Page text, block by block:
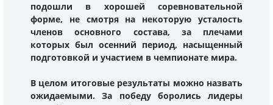
подошли в хорошей соревновательной
форме, не смотря на некоторую усталость
членов основного состава, за плечами
которых был осенний период, насыщенный
подготовкой и участием в чемпионате мира.
В целом итоговые результаты можно назвать
ожидаемыми. За победу боролись лидеры